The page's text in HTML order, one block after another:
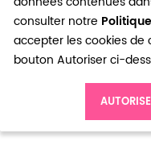
consulter notre
accepter les cookies de
bouton Autoriser ci-
Breloque